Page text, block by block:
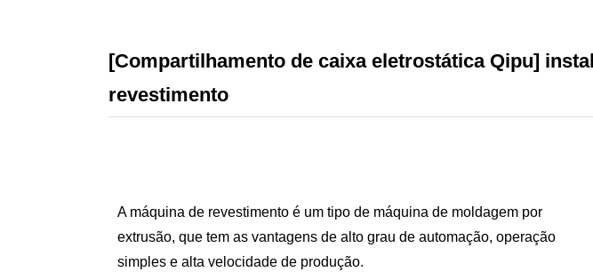
[Compartilhamento de caixa eletrostática Qipu]
revestimento
A máquina de revestimento é um tipo de máquina de moldagem por
extrusão, que tem as vantagens de alto grau de automação, operação
simples e alta velocidade de produção.